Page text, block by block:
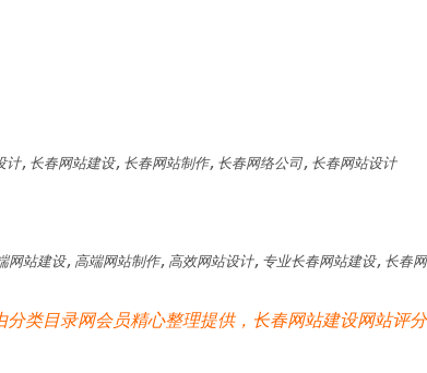
,长春网站建设,长春网站制作,长春网络公司,长春网站设计
网站建设,高端网站制作,高效网站设计,专业长春网站建设,长
类目录网会员精心整理提供，长春网站建设网站评